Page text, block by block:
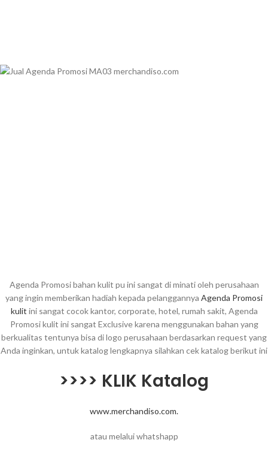
Agenda Promosi bahan kulit pu ini sangat di minati oleh perusahaan
yang ingin memberikan hadiah kepada pelanggannya Agenda Promosi
kulit ini sangat cocok kantor, corporate, hotel, rumah sakit, Agenda
Promosi kulit ini sangat Exclusive karena menggunakan bahan yang
berkualitas tentunya bisa di logo perusahaan berdasarkan request yang
Anda inginkan, untuk katalog lengkapnya silahkan cek katalog berikut ini
>>>> KLIK Katalog
www.merchandiso.com.
atau melalui whatshapp